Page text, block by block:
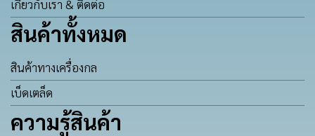
เกี่ยวกับเรา & ติดต่อ
สินค้าทั้งหมด
สินค้าทางเครื่องกล
เบ็ดเตล็ด
ความรู้สินค้า